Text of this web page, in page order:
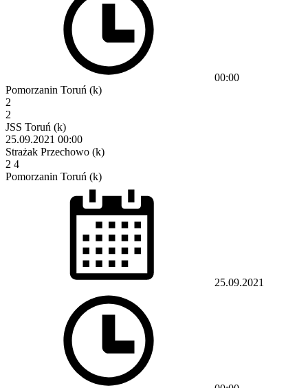
00:00
Pomorzanin Toruń (k)
2
2
JSS Toruń (k)
25.09.2021 00:00
Strażak Przechowo (k)
2 4
Pomorzanin Toruń (k)
25.09.2021